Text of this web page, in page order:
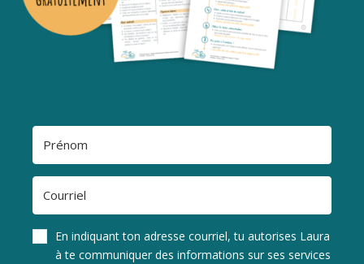
En indiquant ton adresse courriel, tu autorises Laura
à te communiquer des informations sur ses services